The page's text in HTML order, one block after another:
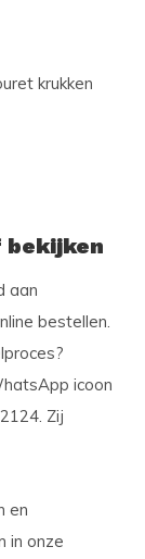
krukken
aan
bestellen.
icoon
Zij
en
in onze